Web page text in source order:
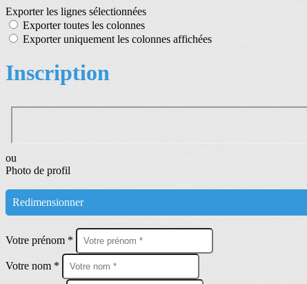
Exporter les lignes sélectionnées
Exporter toutes les colonnes
Exporter uniquement les colonnes affichées
Inscription
ou
Photo de profil
Redimensionner
Votre prénom *
Votre nom *